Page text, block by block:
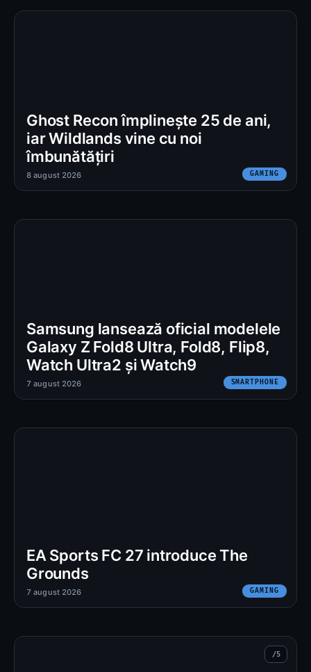
Ghost Recon împlinește 25 de ani,
iar Wildlands vine cu noi
îmbunătățiri
GAMING
8 august 2026
Samsung lansează oficial modelele
Galaxy Z Fold8 Ultra, Fold8, Flip8,
Watch Ultra2 și Watch9
SMARTPHONE
7 august 2026
EA Sports FC 27 introduce The
Grounds
GAMING
7 august 2026